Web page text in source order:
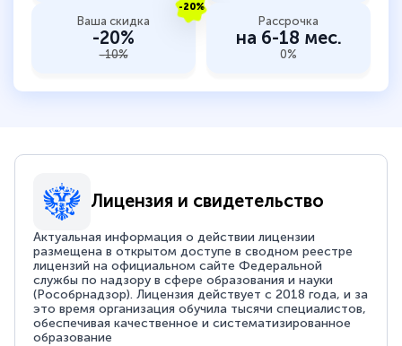
-20%
Ваша скидка
-20%
-10%
Рассрочка
на 6-18 мес.
0%
Лицензия и свидетельство
Актуальная информация о действии лицензии
размещена в открытом доступе в сводном реестре
лицензий на официальном сайте Федеральной
службы по надзору в сфере образования и науки
(Рособрнадзор). Лицензия действует с 2018 года, и за
это время организация обучила тысячи специалистов,
обеспечивая качественное и систематизированное
образование